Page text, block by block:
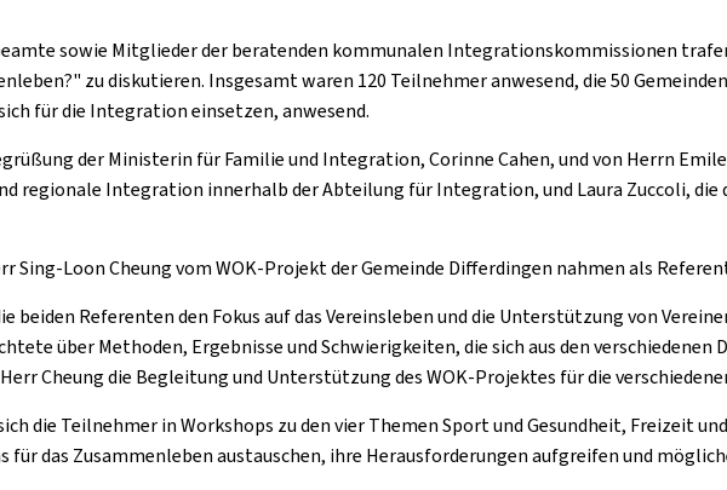
sowie Mitglieder der beratenden kommunalen Integrationskommissionen
zu diskutieren. Insgesamt waren 120 Teilnehmer anwesend, die 50
für die Integration einsetzen, anwesend.
der Ministerin für Familie und Integration, Corinne Cahen, und von Herrn Emile
regionale Integration innerhalb der Abteilung für Integration, und Laura Zuccoli,
Sing-Loon Cheung vom WOK-Projekt der Gemeinde Differdingen nahmen als
beiden Referenten den Fokus auf das Vereinsleben und die Unterstützung von
über Methoden, Ergebnisse und Schwierigkeiten, die sich aus den verschiedenen
Cheung die Begleitung und Unterstützung des WOK-Projektes für die
die Teilnehmer in Workshops zu den vier Themen Sport und Gesundheit, Freizeit
für das Zusammenleben austauschen, ihre Herausforderungen aufgreifen und